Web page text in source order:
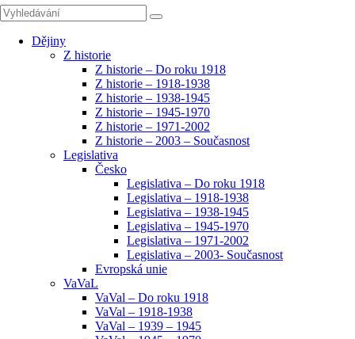
Dějiny
Z historie
Z historie – Do roku 1918
Z historie – 1918-1938
Z historie – 1938-1945
Z historie – 1945-1970
Z historie – 1971-2002
Z historie – 2003 – Současnost
Legislativa
Česko
Legislativa – Do roku 1918
Legislativa – 1918-1938
Legislativa – 1938-1945
Legislativa – 1945-1970
Legislativa – 1971-2002
Legislativa – 2003- Současnost
Evropská unie
VaVaL
VaVal – Do roku 1918
VaVal – 1918-1938
VaVal – 1939 – 1945